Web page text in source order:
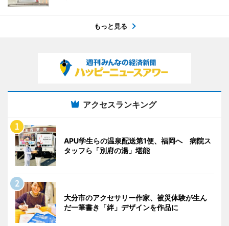
もっと見る
アクセスランキング
APU学生らの温泉配送第1便、福岡へ 病院ス
タッフら「別府の湯」堪能
大分市のアクセサリー作家、被災体験が生ん
だ一筆書き「絆」デザインを作品に